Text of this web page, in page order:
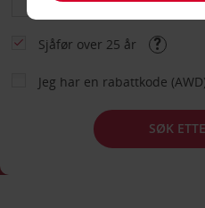
Sjåfør over 25 år
Jeg har en rabattkode
SØK